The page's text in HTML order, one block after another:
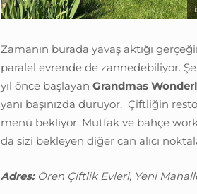
Zamanın burada yavaş aktığı
paralel evrende de zannedebiliyor.
yıl önce başlayan Grandmas
yanı başınızda duruyor. Çiftliğin
menü bekliyor. Mutfak ve bahçe
da sizi bekleyen diğer can alıcı
Adres:Ören Çiftlik Evleri, Yeni